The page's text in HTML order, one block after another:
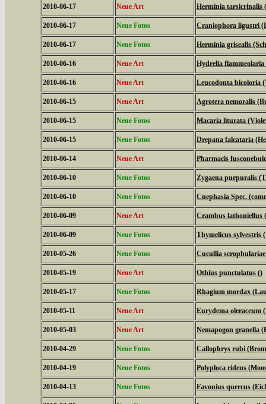
2010-06-17 Neue Art Herminia tarsicrinalis
2010-06-17 Neue Fotos Craniophora ligustri
2010-06-17 Neue Fotos Herminia grisealis
2010-06-16 Neue Art Hydrelia
2010-06-16 Neue Art Leucodonta bicoloria
2010-06-15 Neue Art Agrotera nemoralis
2010-06-15 Neue Fotos Macaria liturata
2010-06-15 Neue Fotos Drepana falcataria
2010-06-14 Neue Art Pharmacis
2010-06-10 Neue Fotos Zygaena purpuralis
2010-06-10 Neue Fotos Cnephasia Spec.
2010-06-09 Neue Art Crambus lathoniellus
2010-06-09 Neue Fotos Thymelicus
2010-05-26 Neue Fotos Cucullia
2010-05-19 Neue Art Othius punctulatus ()
2010-05-17 Neue Fotos Rhagium mordax
2010-05-11 Neue Art Eurydema oleraceum
2010-05-03 Neue Art Nemapogon granella
2010-04-29 Neue Fotos Callophrys rubi
2010-04-19 Neue Fotos Polyploca ridens
2010-04-13 Neue Fotos Favonius quercus